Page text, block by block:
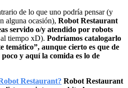
de lo que uno podría pensar (y
alguna ocasión), Robot Restaurant
servido o/y atendido por robots
tiempo xD). Podríamos catalogarlo
temático”, aunque cierto es que de
y aquí la comida es lo de
Restaurant? Robot Restaurant